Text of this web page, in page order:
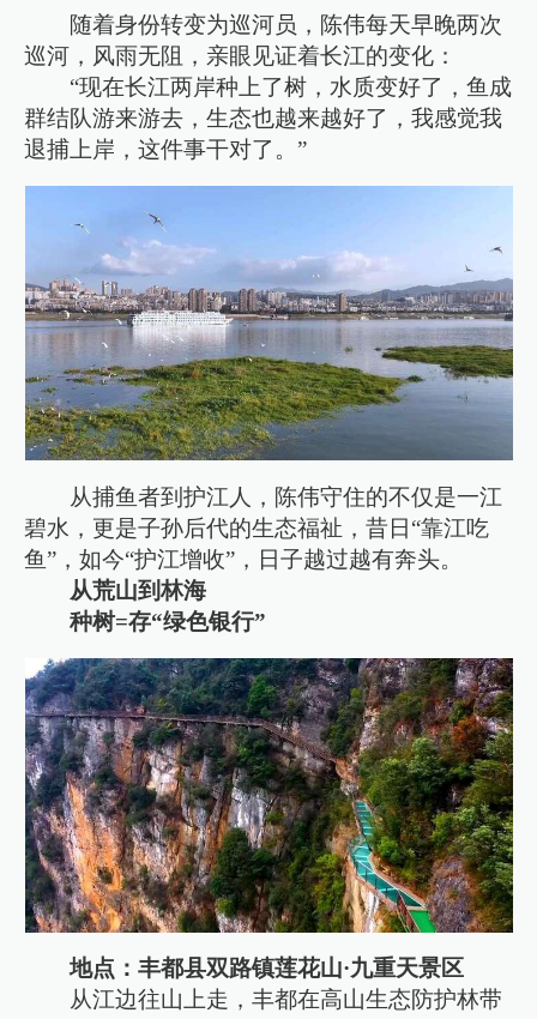
随着身份转变为巡河员，陈伟每天早晚两次
巡河，风雨无阻，亲眼见证着长江的变化：
“现在长江两岸种上了树，水质变好了，鱼成
群结队游来游去，生态也越来越好了，我感觉我
退捕上岸，这件事干对了。”
从捕鱼者到护江人，陈伟守住的不仅是一江
碧水，更是子孙后代的生态福祉，昔日“靠江吃
鱼”，如今“护江增收”，日子越过越有奔头。
从荒山到林海
种树=存“绿色银行”
地点：丰都县双路镇莲花山·九重天景区
从江边往山上走，丰都在高山生态防护林带